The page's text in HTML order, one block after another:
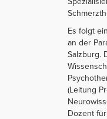
Es folgt
an der
Salzburg.
(Leitung
Dozent